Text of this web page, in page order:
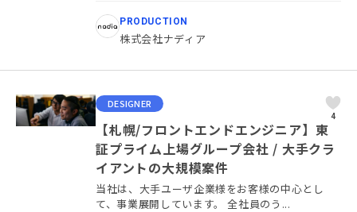
PRODUCTION
株式会社ナディア
DESIGNER
4
【札幌/フロントエンドエンジニア】東
証プライム上場グループ会社 / 大手クラ
イアントの大規模案件
当社は、大手ユーザ企業様をお客様の中心とし
て、事業展開しています。 全社員のう...